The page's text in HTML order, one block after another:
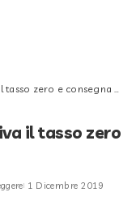
zero e consegna gratuita
il tasso zero
1 Dicembre 2019